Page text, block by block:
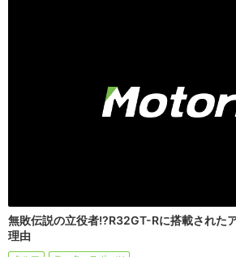
無敗伝説の立役者!?R32GT-Rに搭載された
理由